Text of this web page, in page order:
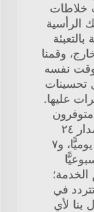
خلاطات
الرأسية
بالتعبئة
وقمنا
نفسه
تحسينات
عليها.
على مدار ٢٤
ساعة يوميًّا، و٧
الخدمة؛
تتردد في
بنا لأي